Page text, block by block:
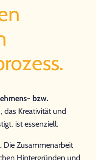
bzw.
das Kreativität und
ist essenziell.
. Die Zusammenarbeit
Hintergründen und